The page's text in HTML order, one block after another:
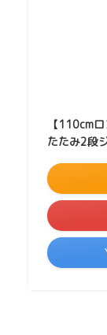
【110cm
たたみ2段